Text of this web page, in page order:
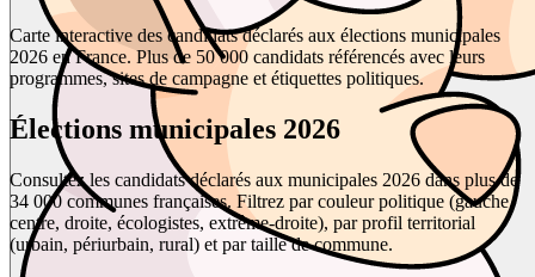
Carte interactive des candidats déclarés aux élections municipales
2026 en France. Plus de 50 000 candidats référencés avec leurs
programmes, sites de campagne et étiquettes politiques.
Élections municipales 2026
Consultez les candidats déclarés aux municipales 2026 dans plus de
34 000 communes françaises. Filtrez par couleur politique (gauche,
centre, droite, écologistes, extrême-droite), par profil territorial
(urbain, périurbain, rural) et par taille de commune.